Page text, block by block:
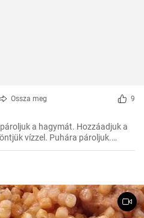
Ossza meg 9
a hagymát. Hozzáadjuk a
vízzel. Puhára pároljuk.
paradicsompürét és főzzük, amíg